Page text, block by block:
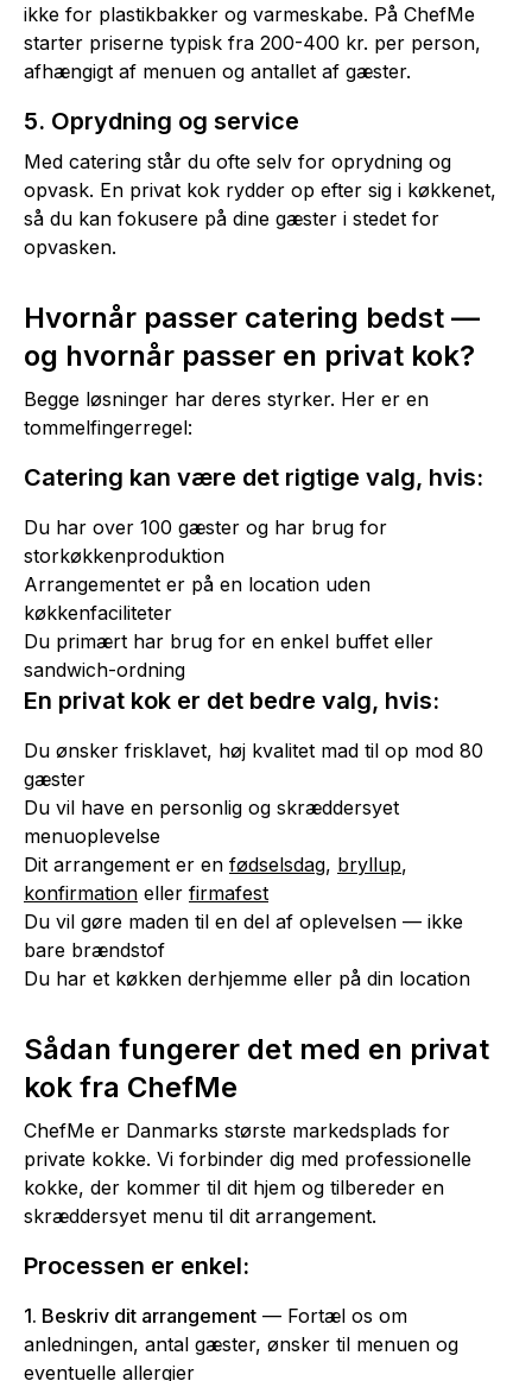
ikke for plastikbakker og varmeskabe. På ChefMe
starter priserne typisk fra 200-400 kr. per person,
afhængigt af menuen og antallet af gæster.
5. Oprydning og service
Med catering står du ofte selv for oprydning og
opvask. En privat kok rydder op efter sig i køkkenet,
så du kan fokusere på dine gæster i stedet for
opvasken.
Hvornår passer catering bedst —
og hvornår passer en privat kok?
Begge løsninger har deres styrker. Her er en
tommelfingerregel:
Catering kan være det rigtige valg, hvis:
Du har over 100 gæster og har brug for
storkøkkenproduktion
Arrangementet er på en location uden
køkkenfaciliteter
Du primært har brug for en enkel buffet eller
sandwich-ordning
En privat kok er det bedre valg, hvis:
Du ønsker frisklavet, høj kvalitet mad til op mod 80
gæster
Du vil have en personlig og skræddersyet
menuoplevelse
Dit arrangement er en fødselsdag, bryllup,
konfirmation eller firmafest
Du vil gøre maden til en del af oplevelsen — ikke
bare brændstof
Du har et køkken derhjemme eller på din location
Sådan fungerer det med en privat
kok fra ChefMe
ChefMe er Danmarks største markedsplads for
private kokke. Vi forbinder dig med professionelle
kokke, der kommer til dit hjem og tilbereder en
skræddersyet menu til dit arrangement.
Processen er enkel:
1. Beskriv dit arrangement — Fortæl os om
anledningen, antal gæster, ønsker til menuen og
eventuelle allergier